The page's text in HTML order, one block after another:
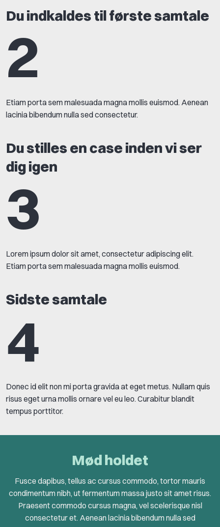
Du indkaldes til første samtale
2
Etiam porta sem malesuada magna mollis euismod. Aenean
lacinia bibendum nulla sed consectetur.
Du stilles en case inden vi ser
dig igen
3
Lorem ipsum dolor sit amet, consectetur adipiscing elit.
Etiam porta sem malesuada magna mollis euismod.
Sidste samtale
4
Donec id elit non mi porta gravida at eget metus. Nullam quis
risus eget urna mollis ornare vel eu leo. Curabitur blandit
tempus porttitor.
Mød holdet
Fusce dapibus, tellus ac cursus commodo, tortor mauris
condimentum nibh, ut fermentum massa justo sit amet risus.
Praesent commodo cursus magna, vel scelerisque nisl
consectetur et. Aenean lacinia bibendum nulla sed